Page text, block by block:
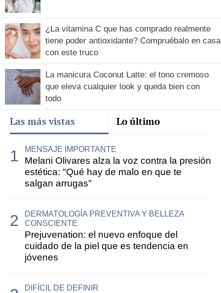
¿La vitamina C que has comprado realmente
tiene poder antioxidante? Compruébalo en casa
con este truco
La manicura Coconut Latte: el tono cremoso
que eleva cualquier look y queda bien con
todo
Las más vistas Lo último
MENSAJE IMPORTANTE
Melani Olivares alza la voz contra la presión
estética: "Qué hay de malo en que te
salgan arrugas"
DERMATOLOGÍA PREVENTIVA Y BELLEZA
CONSCIENTE
Prejuvenation: el nuevo enfoque del
cuidado de la piel que es tendencia en
jóvenes
DIFÍCIL DE DEFINIR